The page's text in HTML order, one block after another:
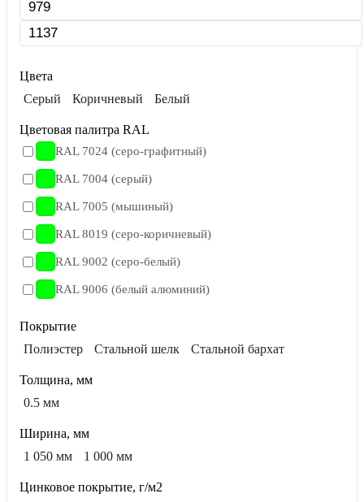
Цвета
Серый
Коричневый Белый
Цветовая палитра RAL
RAL 7024 (серо-графитный)
RAL 7004 (серый)
RAL 7005 (мышиный)
RAL 8019 (серо-коричневый)
RAL 9002 (серо-белый)
RAL 9006 (белый алюминий)
Покрытие
Полиэстер
Стальной шелк Стальной бархат
Толщина, мм
0.5 мм
Ширина, мм
1 050 мм
1 000 мм
Цинковое покрытие, г/м2